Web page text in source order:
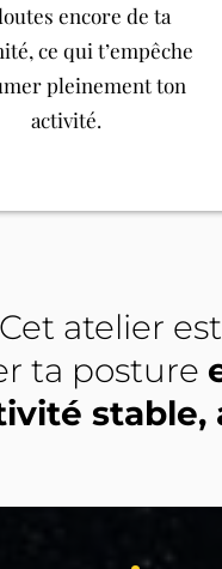
encore de ta
ce qui t’empêche
pleinement ton
activité.
atelier
ta posture
stable,